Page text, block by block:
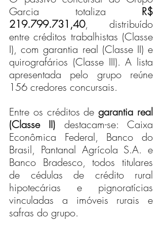
Garcia totaliza R$
219.799.731,40, distribuído
entre créditos trabalhistas (Classe
I), com garantia real (Classe II) e
quirografários (Classe III). A lista
apresentada pelo grupo reúne
156 credores concursais.
Entre os créditos de garantia real
(Classe II) destacam-se: Caixa
Econômica Federal, Banco do
Brasil, Pantanal Agrícola S.A. e
Banco Bradesco, todos titulares
de cédulas de crédito rural
hipotecárias e pignoratícias
vinculadas a imóveis rurais e
safras do grupo.